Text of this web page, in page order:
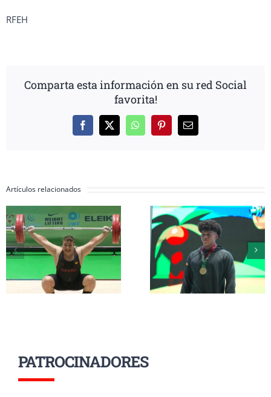
RFEH
Comparta esta información en su red Social
favorita!
Facebook
X WhatsAppPinterestCorreo
electrónico
Artículos relacionados
Erik Guadamud
conquista el oro
mundial en
arrancada y dos
platas en
Colombia
Inés Conde y
Mendizábal
completan su
participación
el Mundial
17 a la espera
grupo A
PATROCINADORES